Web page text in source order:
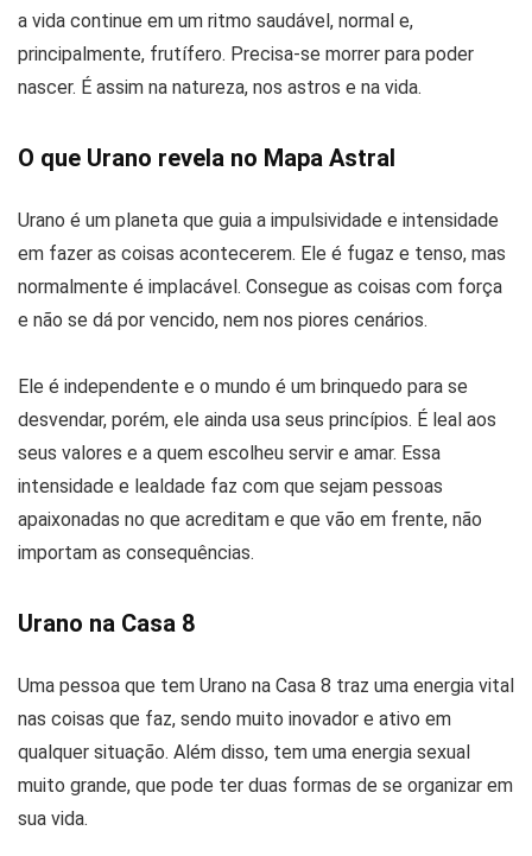
a vida continue em um ritmo saudável, normal e,
principalmente, frutífero. Precisa-se morrer para poder
nascer. É assim na natureza, nos astros e na vida.
O que Urano revela no Mapa Astral
Urano é um planeta que guia a impulsividade e intensidade
em fazer as coisas acontecerem. Ele é fugaz e tenso, mas
normalmente é implacável. Consegue as coisas com força
e não se dá por vencido, nem nos piores cenários.
Ele é independente e o mundo é um brinquedo para se
desvendar, porém, ele ainda usa seus princípios. É leal aos
seus valores e a quem escolheu servir e amar. Essa
intensidade e lealdade faz com que sejam pessoas
apaixonadas no que acreditam e que vão em frente, não
importam as consequências.
Urano na Casa 8
Uma pessoa que tem Urano na Casa 8 traz uma energia vital
nas coisas que faz, sendo muito inovador e ativo em
qualquer situação. Além disso, tem uma energia sexual
muito grande, que pode ter duas formas de se organizar em
sua vida.